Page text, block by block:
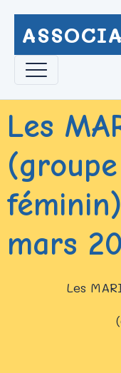
Les
mars
Les